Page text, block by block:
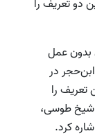
دو تعریف را
بدون عمل
در
را
شیخ طوسی،
کرد.